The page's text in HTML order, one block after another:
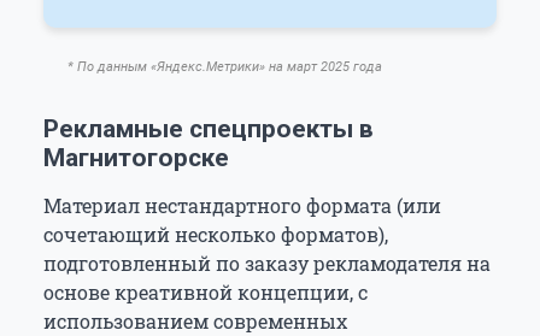
* По данным «Яндекс.Метрики» на март 2025 года
Рекламные спецпроекты в
Магнитогорске
Материал нестандартного формата (или
сочетающий несколько форматов),
подготовленный по заказу рекламодателя на
основе креативной концепции, с
использованием современных